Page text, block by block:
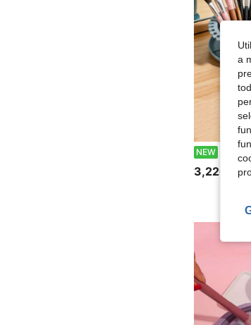
NEW Limpador de Pincéis de Maquilhagem/Pintura em
3,22€
a